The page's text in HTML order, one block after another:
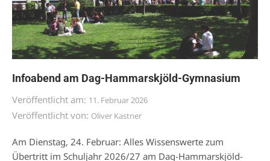
Infoabend am Dag-Hammarskjöld-Gymnasium
Veröffentlicht am: 11. Februar 2026
Veröffentlicht von: Oliver Kastner
Am Dienstag, 24. Februar: Alles Wissenswerte zum
Übertritt im Schuljahr 2026/27 am Dag-Hammarskjöld-